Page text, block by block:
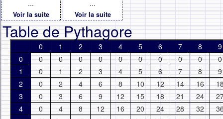
...
Voir la suite
...
Voir la suite
Table de Pythagore
0 1 2 3 4 5 6 7 8
9
0
0 0 0 0 0 0 0 0 0
0
1
0 1 2 3 4 5 6 7 8
9
2
0 2 4 6 8 10 12 14 16
3
0 3 6 9 12 15 18 21 24
4
0 4 8 12 16 20 24 28 32